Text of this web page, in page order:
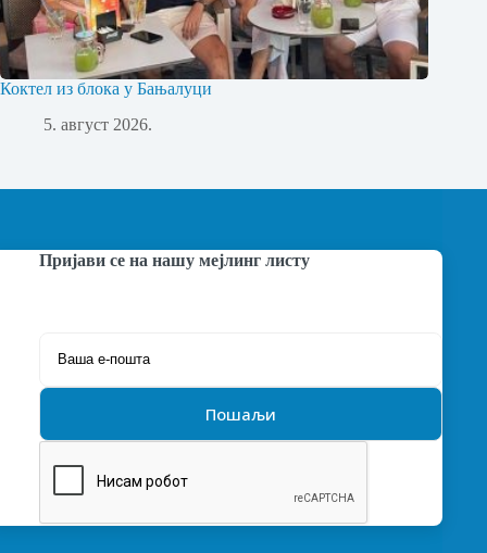
Коктел из блока у Бањалуци
5. август 2026.
Пријави се на нашу мејлинг листу